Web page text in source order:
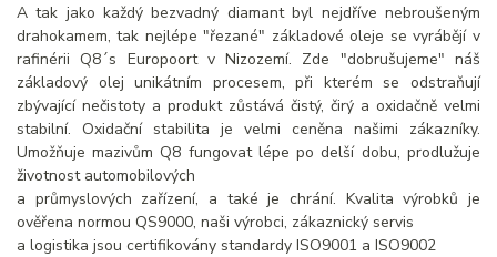
A tak jako každý bezvadný diamant byl nejdříve nebroušeným
drahokamem, tak nejlépe "řezané" základové oleje se vyrábějí v
rafinérii Q8´s Europoort v Nizozemí. Zde "dobrušujeme" náš
základový olej unikátním procesem, při kterém se odstraňují
zbývající nečistoty a produkt zůstává čistý, čirý a oxidačně velmi
stabilní. Oxidační stabilita je velmi ceněna našimi zákazníky.
Umožňuje mazivům Q8 fungovat lépe po delší dobu, prodlužuje
životnost automobilových
a průmyslových zařízení, a také je chrání. Kvalita výrobků je
ověřena normou QS9000, naši výrobci, zákaznický servis
a logistika jsou certifikovány standardy ISO9001 a ISO9002